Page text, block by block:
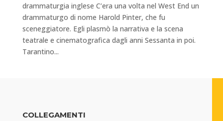
drammaturgia inglese C’era una volta nel West End un
drammaturgo di nome Harold Pinter, che fu
sceneggiatore. Egli plasmò la narrativa e la scena
teatrale e cinematografica dagli anni Sessanta in poi.
Tarantino...
COLLEGAMENTI